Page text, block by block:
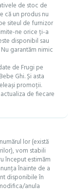
de stoc de
că un produs nu
siteul de furnizor
ne orice ți-a
disponibil sau
garantăm nimic
de Frugi pe
Ghi. Și asta
promoții.
de fiecare
lor (există
vom stabili
început estimăm
înainte de a
disponibile în
anula